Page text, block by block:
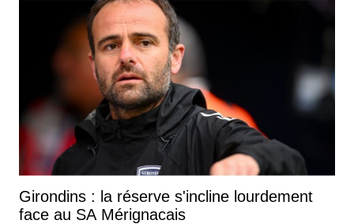
Girondins : la réserve s'incline lourdement
face au SA Mérignacais